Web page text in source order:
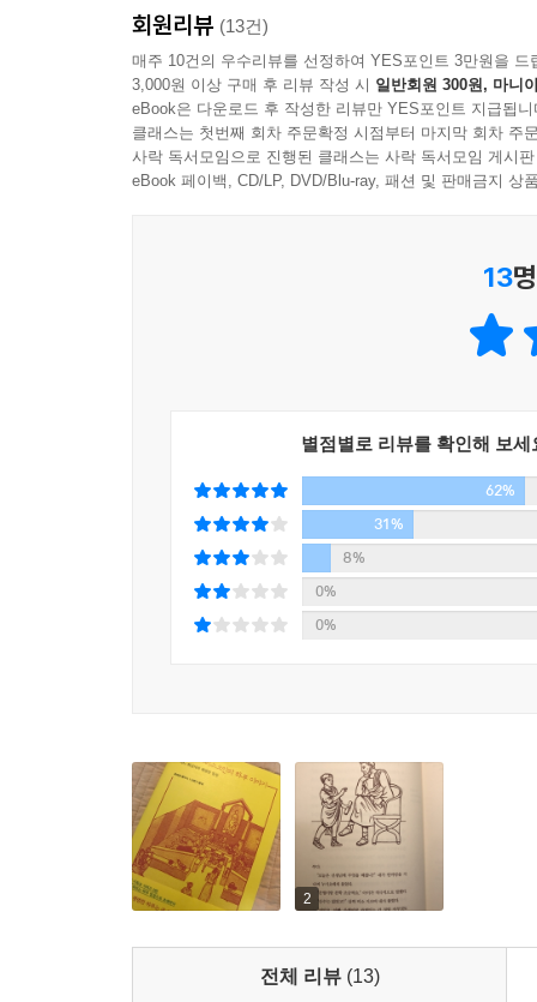
하루는 어떠한가? 하루 중 만난 사람들과의 대
실상은 ‘실천적 무신론자’로 살아가는 우리에게
일환이며, 우리 자신이 교회임을 사실적으로 그려
- 이진오 (세나무교회 담임목사, 건강한작은교회동
회원리뷰 (13건)
매주 10건의 우수리뷰를 선정하여 YES포인트 3만원을 드
3,000원 이상 구매 후 리뷰 작성 시 일반회원 300원, 마니
eBook은 다운로드 후 작성한 리뷰만 YES포인트 지급됩니
클래스는 첫번째 회차 주문확정 시점부터 마지막 회차 주
사락 독서모임으로 진행된 클래스는 사락 독서모임 게시
eBook 페이백, CD/LP, DVD/Blu-ray, 패션 및 판매금지 상
13
별점별로 리뷰를 확인해 보세
62%
31%
8%
0%
0%
2
전체 리뷰 (13)